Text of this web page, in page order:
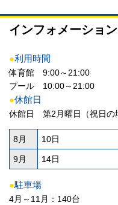
インフォメーション
●利用時間
体育館 9:00～21:00
プール 10:00～21:00
●休館日
休館日 第2月曜日（祝日の
8月 10日
9月 14日
●駐車場
4月～11月：140台